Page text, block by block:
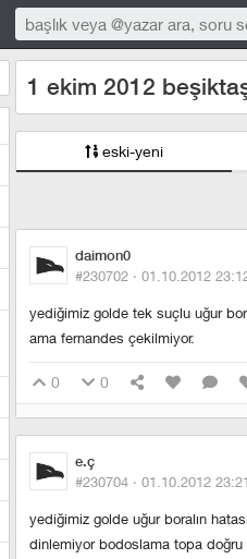
1 ekim 2012
eski-yeni
daimon0
#230702 · 01.10.2012
yediğimiz golde tek suçlu uğur
ama fernandes çekilmiyor.
0 0
e.ç
#230704 · 01.10.2012 23:21
yediğimiz golde uğur boralın
dinlemiyor bodoslama topa